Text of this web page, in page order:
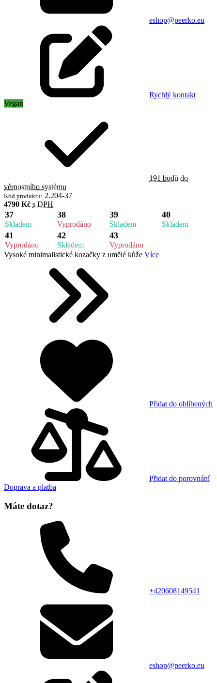
eshop@peerko.eu
Rychlý kontakt
Vegan
191 bodů do
věrnostního systému
Kód produktu: 2.204-37
4790 Kč s DPH
37
Skladem
38
Vyprodáno
39
Skladem
40
Skladem
41
Vyprodáno
42
Skladem
43
Vyprodáno
Vysoké minimalistické kozačky z umělé kůže Více
Přidat do oblíbených
Přidat do porovnání
Doprava a platba
Máte dotaz?
+420608149541
eshop@peerko.eu